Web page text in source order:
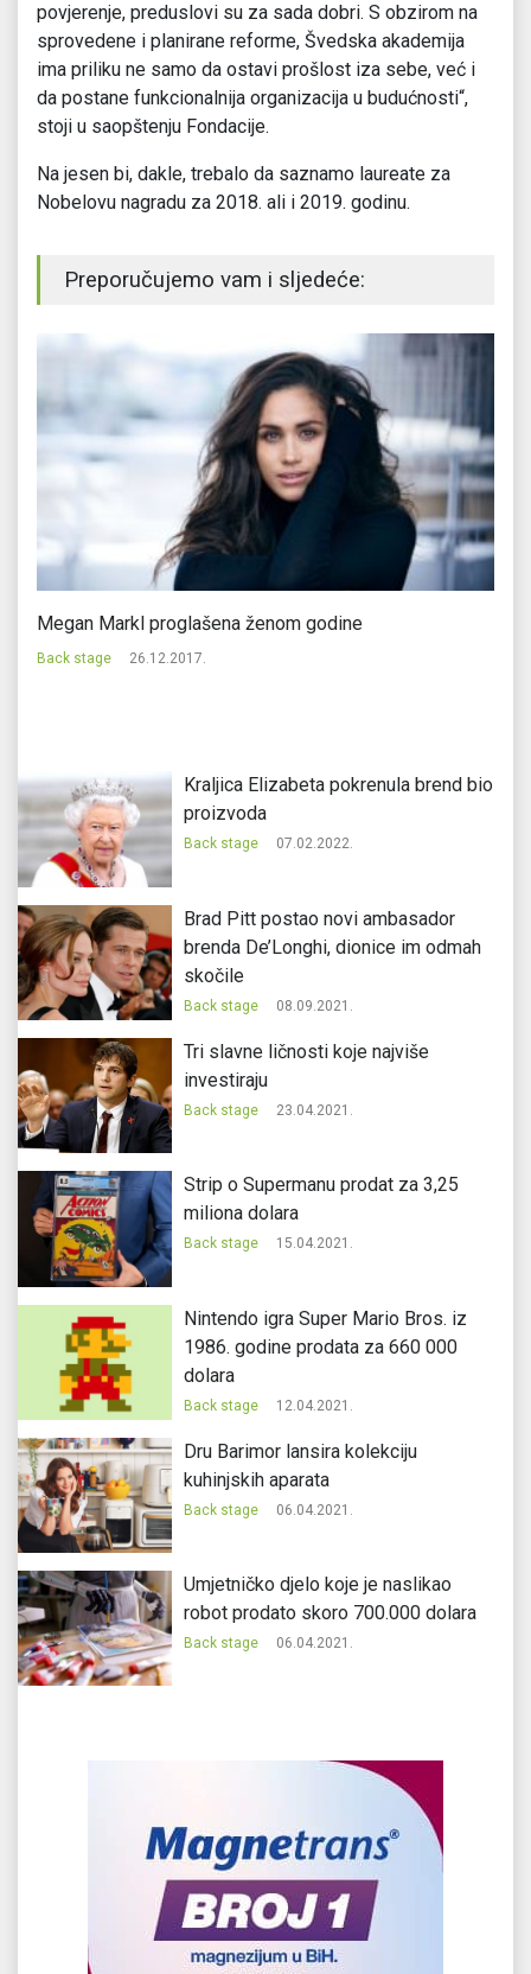
povjerenje, preduslovi su za sada dobri. S obzirom na
sprovedene i planirane reforme, Švedska akademija
ima priliku ne samo da ostavi prošlost iza sebe, već i
da postane funkcionalnija organizacija u budućnosti“,
stoji u saopštenju Fondacije.
Na jesen bi, dakle, trebalo da saznamo laureate za
Nobelovu nagradu za 2018. ali i 2019. godinu.
Preporučujemo vam i sljedeće:
Megan Markl proglašena ženom godine
Back stage 26.12.2017.
Kraljica Elizabeta pokrenula brend bio
proizvoda
Back stage 07.02.2022.
Brad Pitt postao novi ambasador
brenda De’Longhi, dionice im odmah
skočile
Back stage 08.09.2021.
Tri slavne ličnosti koje najviše
investiraju
Back stage 23.04.2021.
Strip o Supermanu prodat za 3,25
miliona dolara
Back stage 15.04.2021.
Nintendo igra Super Mario Bros. iz
1986. godine prodata za 660 000
dolara
Back stage 12.04.2021.
Dru Barimor lansira kolekciju
kuhinjskih aparata
Back stage 06.04.2021.
Umjetničko djelo koje je naslikao
robot prodato skoro 700.000 dolara
Back stage 06.04.2021.